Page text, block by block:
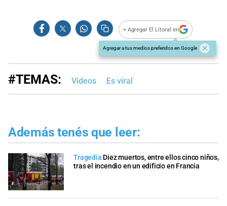
+ Agregar El Litoral en
Agregar a tus medios preferidos en Google
#TEMAS: Videos Es viral
Además tenés que leer:
Tragedia Diez muertos, entre ellos cinco niños,
tras el incendio en un edificio en Francia